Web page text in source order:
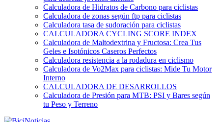
Calculadora de Hidratos de Carbono para ciclistas
Calculadora de zonas según ftp para ciclistas
Calculadora tasa de sudoración para ciclistas
CALCULADORA CYCLING SCORE INDEX
Calculadora de Maltodextrina y Fructosa: Crea Tus
Geles e Isotónicos Caseros Perfectos
Calculadora resistencia a la rodadura en ciclismo
Calculadora de Vo2Max para ciclistas: Mide Tu Motor
Interno
CALCULADORA DE DESARROLLOS
Calculadora de Presión para MTB: PSI y Bares según
tu Peso y Terreno